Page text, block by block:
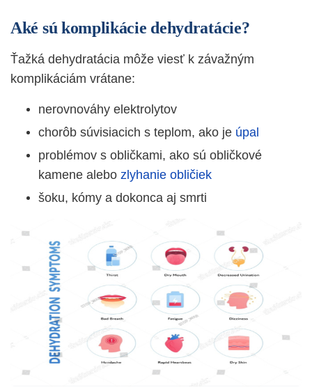
Aké sú komplikácie dehydratácie?
Ťažká dehydratácia môže viesť k závažným
komplikáciám vrátane:
nerovnováhy elektrolytov
chorôb súvisiacich s teplom, ako je úpal
problémov s obličkami, ako sú obličkové
kamene alebo zlyhanie obličiek
šoku, kómy a dokonca aj smrti